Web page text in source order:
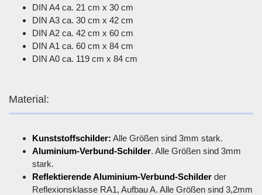
DIN A4 ca. 21 cm x 30 cm
DIN A3 ca. 30 cm x 42 cm
DIN A2 ca. 42 cm x 60 cm
DIN A1 ca. 60 cm x 84 cm
DIN A0 ca. 119 cm x 84 cm
Material:
Kunststoffschilder: Alle Größen sind 3mm stark.
Aluminium-Verbund-Schilder. Alle Größen sind 3mm
stark.
Reflektierende Aluminium-Verbund-Schilder der
Reflexionsklasse RA1, Aufbau A. Alle Größen sind 3,2mm